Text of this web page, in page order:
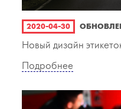
2020-04-30
Новый дизайн
Подробнее